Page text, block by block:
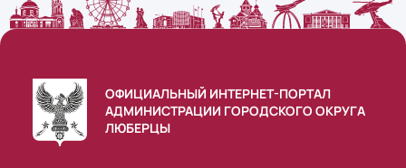
ОФИЦИАЛЬНЫЙ ИНТЕРНЕТ-ПОРТАЛ
АДМИНИСТРАЦИИ ГОРОДСКОГО ОКРУГА
ЛЮБЕРЦЫ